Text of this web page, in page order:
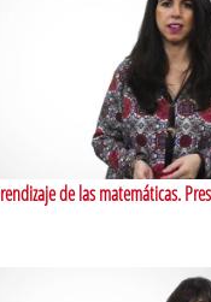
de España. Presentación
de las matemáticas.